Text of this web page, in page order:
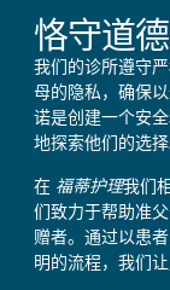
恪守道
我们的诊所遵守
母的隐私，确保
诺是创建一个安
地探索他们的选择
在 福蒂护理我们
们致力于帮助准
赠者。通过以患
明的流程，我们